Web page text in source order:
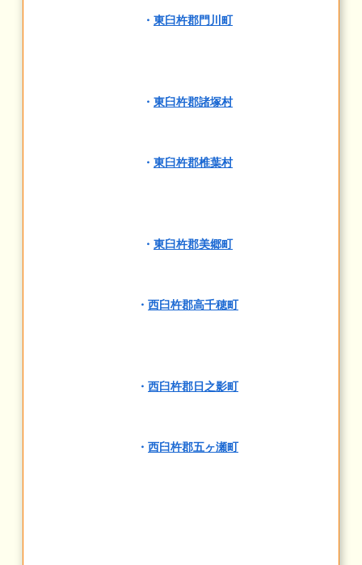
・ 東臼杵郡門川町
・ 東臼杵郡諸塚村
・ 東臼杵郡椎葉村
・ 東臼杵郡美郷町
・ 西臼杵郡高千穂町
・ 西臼杵郡日之影町
・ 西臼杵郡五ヶ瀬町